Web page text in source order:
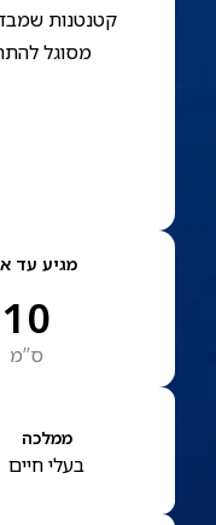
קטנטנות
מסוגל
מגיע עד
10
ס”מ
ממלכה
בעלי חיים